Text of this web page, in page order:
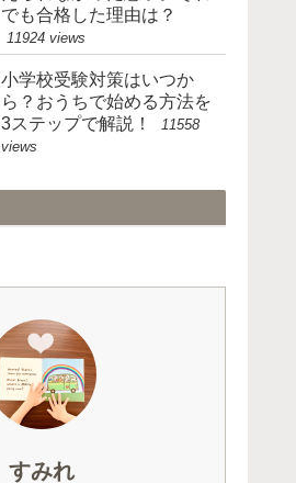
でも合格した理由は？
11924 views
小学校受験対策はいつか
ら？おうちで始める方法を
3ステップで解説！
11558
views
すみれ